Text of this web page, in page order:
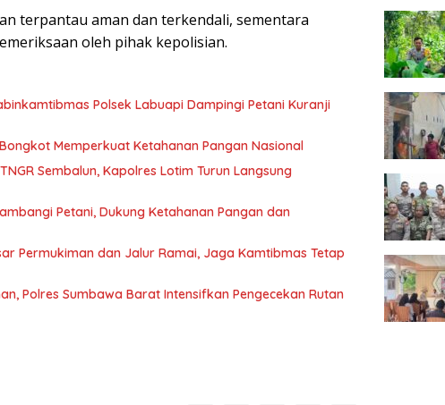
terpantau aman dan terkendali, sementara
oleh pihak kepolisian.
Polsek Labuapi Dampingi Petani Kuranji
Memperkuat Ketahanan Pangan Nasional
Sembalun, Kapolres Lotim Turun Langsung
Petani, Dukung Ketahanan Pangan dan
Permukiman dan Jalur Ramai, Jaga Kamtibmas Tetap
Polres Sumbawa Barat Intensifkan Pengecekan Rutan